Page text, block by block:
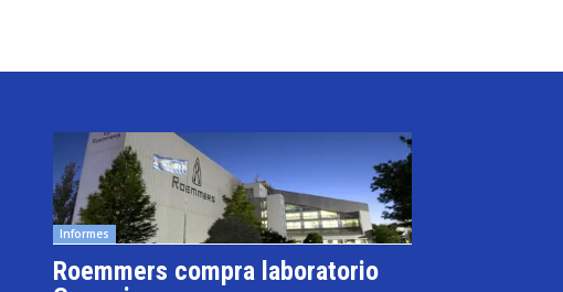
Informes
Roemmers compra laboratorio